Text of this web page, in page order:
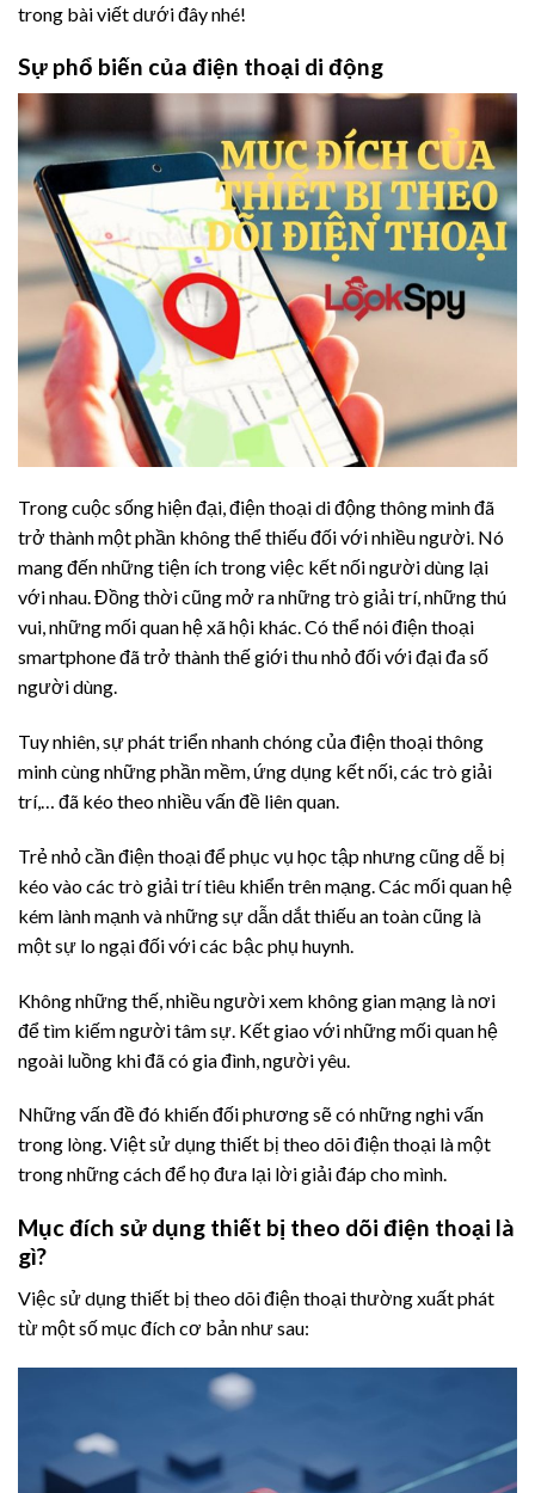
trong bài viết dưới đây nhé!
Sự phổ biến của điện thoại di động
Trong cuộc sống hiện đại, điện thoại di động thông minh đã
trở thành một phần không thể thiếu đối với nhiều người. Nó
mang đến những tiện ích trong việc kết nối người dùng lại
với nhau. Đồng thời cũng mở ra những trò giải trí, những thú
vui, những mối quan hệ xã hội khác. Có thể nói điện thoại
smartphone đã trở thành thế giới thu nhỏ đối với đại đa số
người dùng.
Tuy nhiên, sự phát triển nhanh chóng của điện thoại thông
minh cùng những phần mềm, ứng dụng kết nối, các trò giải
trí,… đã kéo theo nhiều vấn đề liên quan.
Trẻ nhỏ cần điện thoại để phục vụ học tập nhưng cũng dễ bị
kéo vào các trò giải trí tiêu khiển trên mạng. Các mối quan hệ
kém lành mạnh và những sự dẫn dắt thiếu an toàn cũng là
một sự lo ngại đối với các bậc phụ huynh.
Không những thế, nhiều người xem không gian mạng là nơi
để tìm kiếm người tâm sự. Kết giao với những mối quan hệ
ngoài luồng khi đã có gia đình, người yêu.
Những vấn đề đó khiến đối phương sẽ có những nghi vấn
trong lòng. Việt sử dụng thiết bị theo dõi điện thoại là một
trong những cách để họ đưa lại lời giải đáp cho mình.
Mục đích sử dụng thiết bị theo dõi điện thoại là
gì?
Việc sử dụng thiết bị theo dõi điện thoại thường xuất phát
từ một số mục đích cơ bản như sau: